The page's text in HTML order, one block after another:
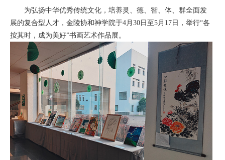
为弘扬中华优秀传统文化，培养灵、德、智、体、群全面发
展的复合型人才，金陵协和神学院于4月30日至5月17日，举行“各
按其时，成为美好”书画艺术作品展。